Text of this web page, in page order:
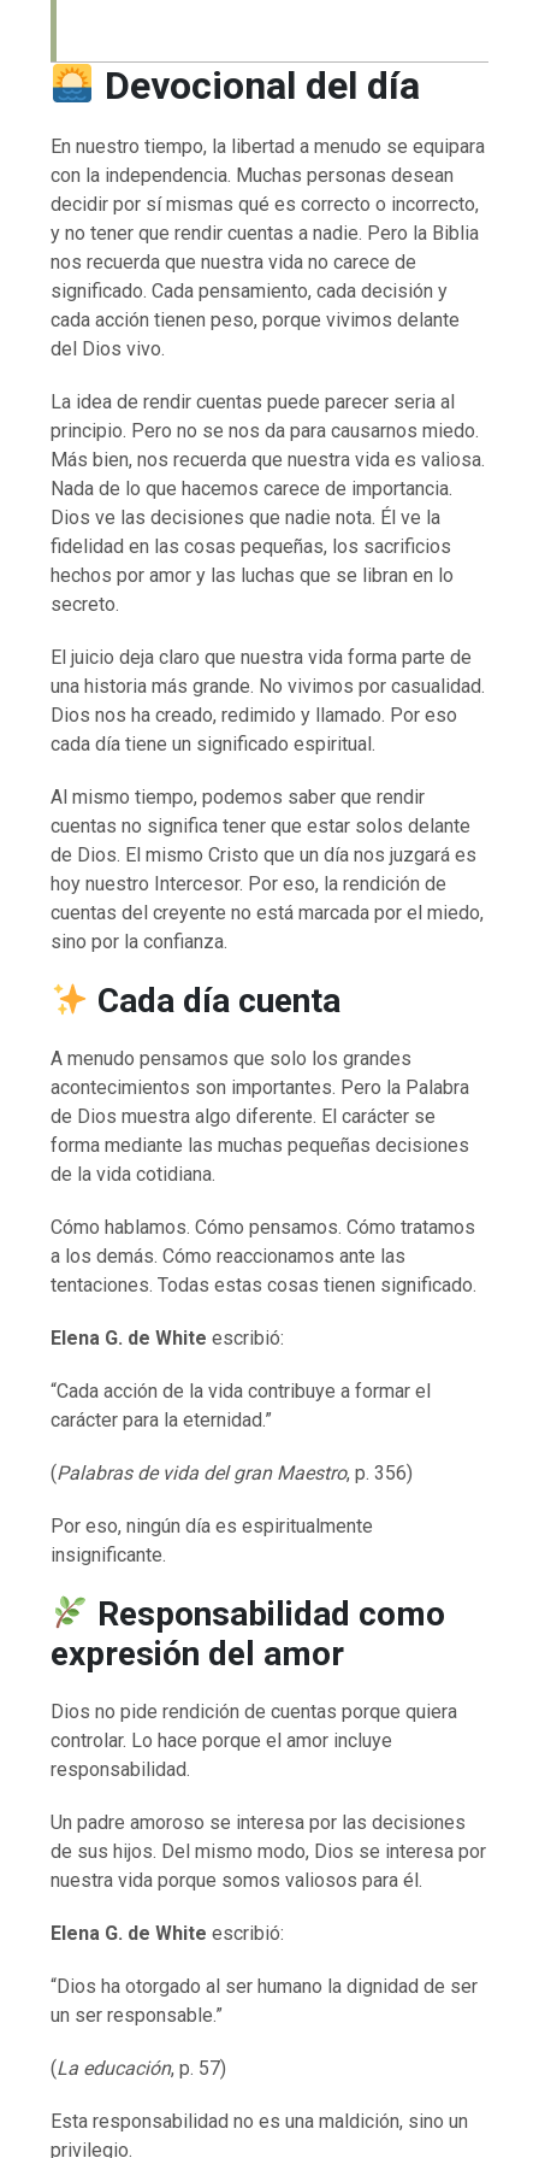
Devocional del día
En nuestro tiempo, la libertad a menudo se equipara
con la independencia. Muchas personas desean
decidir por sí mismas qué es correcto o incorrecto,
y no tener que rendir cuentas a nadie. Pero la Biblia
nos recuerda que nuestra vida no carece de
significado. Cada pensamiento, cada decisión y
cada acción tienen peso, porque vivimos delante
del Dios vivo.
La idea de rendir cuentas puede parecer seria al
principio. Pero no se nos da para causarnos miedo.
Más bien, nos recuerda que nuestra vida es valiosa.
Nada de lo que hacemos carece de importancia.
Dios ve las decisiones que nadie nota. Él ve la
fidelidad en las cosas pequeñas, los sacrificios
hechos por amor y las luchas que se libran en lo
secreto.
El juicio deja claro que nuestra vida forma parte de
una historia más grande. No vivimos por casualidad.
Dios nos ha creado, redimido y llamado. Por eso
cada día tiene un significado espiritual.
Al mismo tiempo, podemos saber que rendir
cuentas no significa tener que estar solos delante
de Dios. El mismo Cristo que un día nos juzgará es
hoy nuestro Intercesor. Por eso, la rendición de
cuentas del creyente no está marcada por el miedo,
sino por la confianza.
Cada día cuenta
A menudo pensamos que solo los grandes
acontecimientos son importantes. Pero la Palabra
de Dios muestra algo diferente. El carácter se
forma mediante las muchas pequeñas decisiones
de la vida cotidiana.
Cómo hablamos. Cómo pensamos. Cómo tratamos
a los demás. Cómo reaccionamos ante las
tentaciones. Todas estas cosas tienen significado.
Elena G. de White escribió:
“Cada acción de la vida contribuye a formar el
carácter para la eternidad.”
(Palabras de vida del gran Maestro, p. 356)
Por eso, ningún día es espiritualmente
insignificante.
Responsabilidad como
expresión del amor
Dios no pide rendición de cuentas porque quiera
controlar. Lo hace porque el amor incluye
responsabilidad.
Un padre amoroso se interesa por las decisiones
de sus hijos. Del mismo modo, Dios se interesa por
nuestra vida porque somos valiosos para él.
Elena G. de White escribió:
“Dios ha otorgado al ser humano la dignidad de ser
un ser responsable.”
(La educación, p. 57)
Esta responsabilidad no es una maldición, sino un
privilegio.